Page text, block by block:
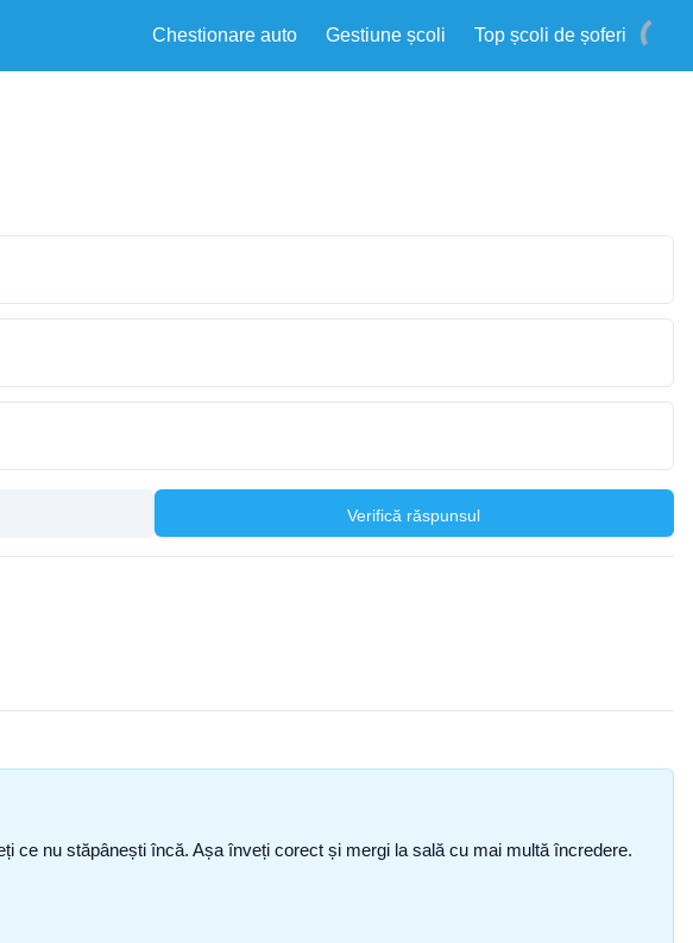
Chestionare auto Gestiune școli Top școli de șoferi
Verifică răspunsul
ce nu stăpânești încă. Așa înveți corect și mergi la sală cu mai multă încredere.